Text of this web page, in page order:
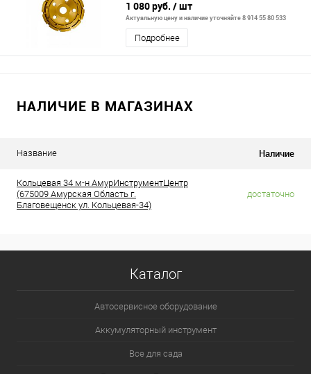
1 080 руб. / шт
Актуальную цену и наличие уточняйте 8 914 55 80 533
Подробнее
НАЛИЧИЕ В МАГАЗИНАХ
Название Наличие
Кольцевая 34 м-н АмурИнструментЦентр
(675009 Амурская Область г.
Благовещенск ул. Кольцевая-34)
достаточно
Каталог
Автосервисное оборудование
Аккумуляторный инструмент
Все для сада